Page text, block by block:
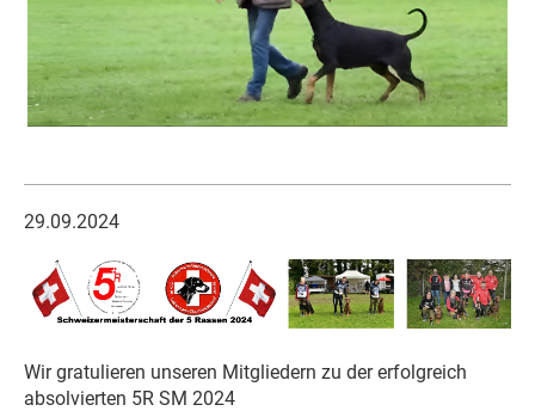
29.09.2024
Wir gratulieren unseren Mitgliedern zu der erfolgreich
absolvierten 5R SM 2024